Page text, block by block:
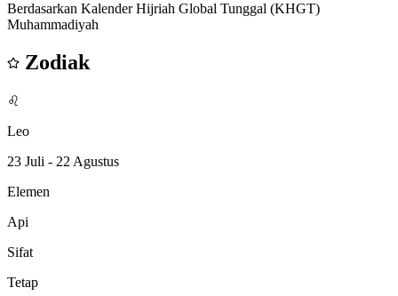
Berdasarkan Kalender Hijriah Global Tunggal (KHGT)
Muhammadiyah
Zodiak
♌
Leo
23 Juli - 22 Agustus
Elemen
Api
Sifat
Tetap